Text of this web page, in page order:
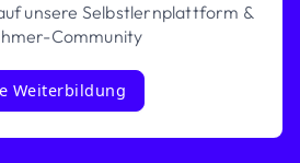
unsere Selbstlernplattform &
Community
Weiterbildung